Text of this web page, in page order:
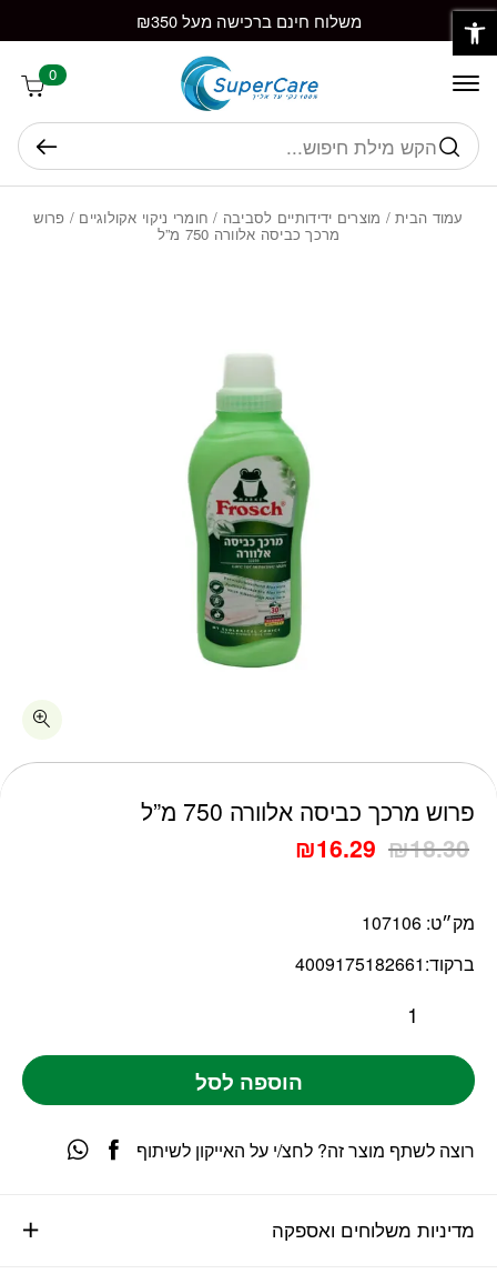
Skip to Content משלוח חינם ברכישה מעל ₪350
0
חיפוש
עמוד הבית/ מוצרים ידידותיים לסביבה / חומרי ניקוי אקולוגיים / פרוש
מרכך כביסה אלוורה 750 מ”ל
פרוש מרכך כביסה אלוורה 750 מ”ל
₪18.30
₪16.29
מק״ט: 107106
ברקוד:4009175182661
כמות פרוש מרכך כביסה אלוורה 750 מ"ל
הוספה לסל
מדיניות משלוחים ואספקה
רוצה לשתף מוצר זה? לחצ/י על האייקון לשיתוף
בחזרה למעלה
פתח סרגל נגישות